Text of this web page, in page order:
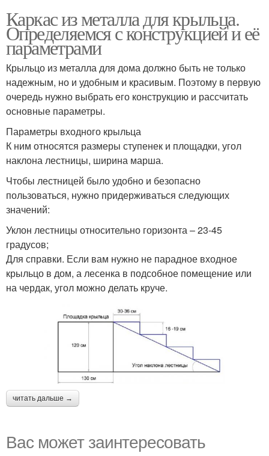
Каркас из металла для крыльца.
Определяемся с конструкцией и её
параметрами
Крыльцо из металла для дома должно быть не только
надежным, но и удобным и красивым. Поэтому в первую
очередь нужно выбрать его конструкцию и рассчитать
основные параметры.
Параметры входного крыльца
К ним относятся размеры ступенек и площадки, угол
наклона лестницы, ширина марша.
Чтобы лестницей было удобно и безопасно
пользоваться, нужно придерживаться следующих
значений:
Уклон лестницы относительно горизонта – 23-45
градусов;
Для справки. Если вам нужно не парадное входное
крыльцо в дом, а лесенка в подсобное помещение или
на чердак, угол можно делать круче.
читать дальше →
Вас может заинтересовать